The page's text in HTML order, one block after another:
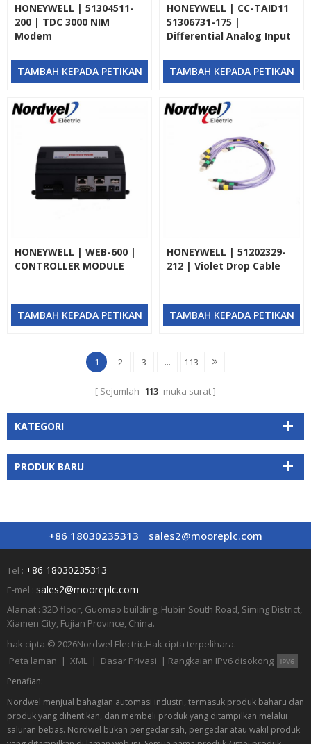
HONEYWELL | 51304511-
200 | TDC 3000 NIM
Modem
TAMBAH KEPADA PETIKAN
HONEYWELL | CC-TAID11
51306731-175 |
Differential Analog Input
TAMBAH KEPADA PETIKAN
HONEYWELL | WEB-600 |
CONTROLLER MODULE
TAMBAH KEPADA PETIKAN
HONEYWELL | 51202329-
212 | Violet Drop Cable
TAMBAH KEPADA PETIKAN
1 2 3 ... 113
Sejumlah 113 muka surat
KATEGORI
PRODUK BARU
+86 18030235313 sales2@mooreplc.com
Tel : +86 18030235313
E-mel : sales2@mooreplc.com
Alamat : 32D floor, Guomao building, Hubin South Road, Siming District,
Xiamen City, Fujian Province, China.
hak cipta © 2026Nordwel Electric.Hak cipta terpelihara.
Peta laman | XML | Dasar Privasi | Rangkaian IPv6 disokong
Penafian:
Nordwel menjual bahagian automasi industri, termasuk produk baharu dan
produk yang dihentikan, dan membeli produk yang ditampilkan melalui
saluran bebas. Nordwel bukan pengedar sah, pengedar atau wakil produk